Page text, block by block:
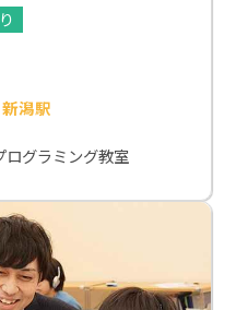
潟駅
グラミング教室